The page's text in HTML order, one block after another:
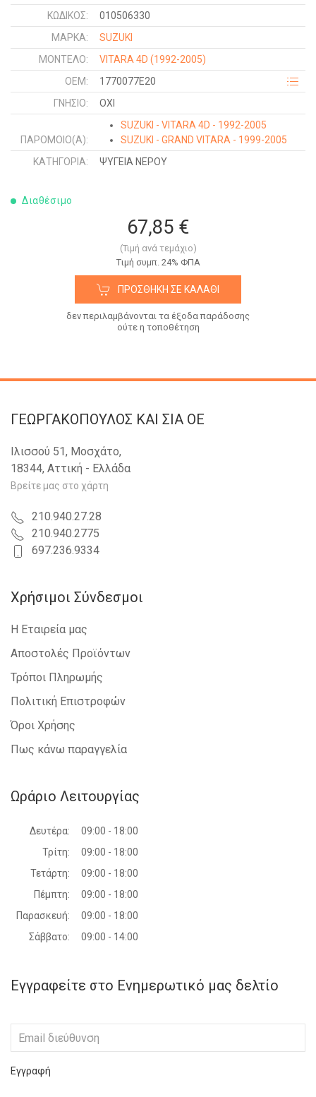
ΚΩΔΙΚΌΣ:
010506330
ΜΑΡΚΑ:
SUZUKI
ΜΟΝΤΕΛΟ:
VITARA 4D (1992-2005)
OEM:
1770077E20
ΓΝΉΣΙΟ:
ΟΧΙ
ΠΑΡΌΜΟΙΟ(Α):
SUZUKI - VITARA 4D - 1992-2005
SUZUKI - GRAND VITARA - 1999-2005
ΚΑΤΗΓΟΡΊΑ:
ΨΥΓΕΙΑ ΝΕΡΟΥ
Διαθέσιμο
67,85 €
(Τιμή ανά τεμάχιο)
Tιμή συμπ. 24% ΦΠΑ
ΠΡΟΣΘΉΚΗ ΣΕ ΚΑΛΆΘΙ
δεν περιλαμβάνονται τα έξοδα παράδοσης
ούτε η τοποθέτηση
ΓΕΩΡΓΑΚΟΠΟΥΛΟΣ KAI ΣΙΑ OE
Ιλισσού 51, Μοσχάτο,
18344, Αττική - Ελλάδα
Βρείτε μας στο χάρτη
210.940.27.28
210.940.2775
697.236.9334
Χρήσιμοι Σύνδεσμοι
Η Εταιρεία μας
Αποστολές Προϊόντων
Τρόποι Πληρωμής
Πολιτική Επιστροφών
Όροι Χρήσης
Πως κάνω παραγγελία
Ωράριο Λειτουργίας
Δευτέρα:
09:00 - 18:00
Τρίτη:
09:00 - 18:00
Τετάρτη:
09:00 - 18:00
Πέμπτη:
09:00 - 18:00
Παρασκευή:
09:00 - 18:00
Σάββατο:
09:00 - 14:00
Εγγραφείτε στο Ενημερωτικό μας δελτίο
Εγγραφή